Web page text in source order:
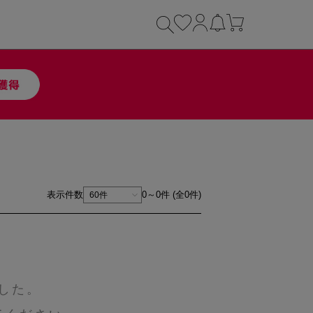
表示件数 0～0件 (全0件)
た。